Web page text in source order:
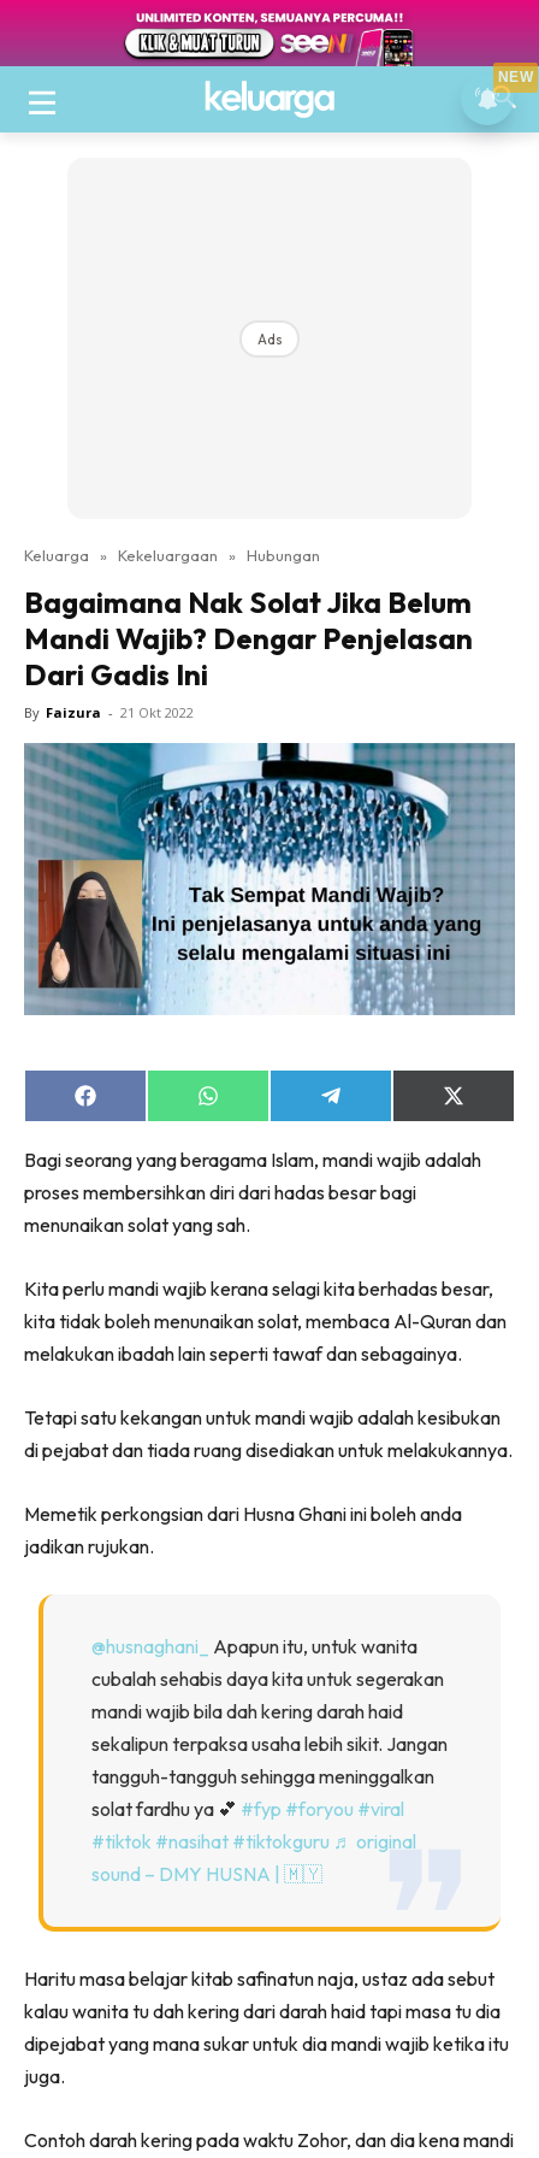
Ads
Keluarga » Kekeluargaan » Hubungan
Bagaimana Nak Solat Jika Belum
Mandi Wajib? Dengar Penjelasan
Dari Gadis Ini
By Faizura - 21 Okt 2022
Share
on
Share
on
Share
on
Share
on
(Twitter)
Bagi seorang yang beragama Islam, mandi wajib adalah
proses membersihkan diri dari hadas besar bagi
menunaikan solat yang sah.
Kita perlu mandi wajib kerana selagi kita berhadas besar,
kita tidak boleh menunaikan solat, membaca Al-Quran dan
melakukan ibadah lain seperti tawaf dan sebagainya.
Tetapi satu kekangan untuk mandi wajib adalah kesibukan
di pejabat dan tiada ruang disediakan untuk melakukannya.
Memetik perkongsian dari Husna Ghani ini boleh anda
jadikan rujukan.
@husnaghani_
Apapun itu, untuk wanita
cubalah sehabis daya kita untuk segerakan
mandi wajib bila dah kering darah haid
sekalipun terpaksa usaha lebih sikit. Jangan
tangguh-tangguh sehingga meninggalkan
solat fardhu ya 💕 #fyp #foryou #viral
#tiktok #nasihat #tiktokguru ♬ original
sound – DMY HUSNA | 🇲🇾
Haritu masa belajar kitab safinatun naja, ustaz ada sebut
kalau wanita tu dah kering dari darah haid tapi masa tu dia
dipejabat yang mana sukar untuk dia mandi wajib ketika itu
juga.
Contoh darah kering pada waktu Zohor, dan dia kena mandi
NEW